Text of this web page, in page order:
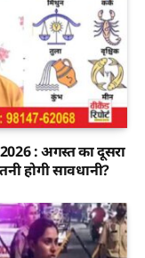
: अगस्त का दूसरा
होगी सावधानी?